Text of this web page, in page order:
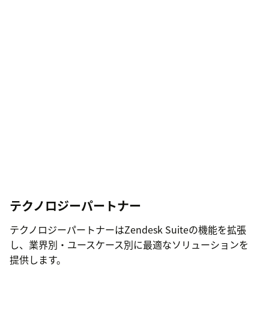
テクノロジーパートナー
テクノロジーパートナーはZendesk Suiteの機能を拡張
し、業界別・ユースケース別に最適なソリューションを
提供します。